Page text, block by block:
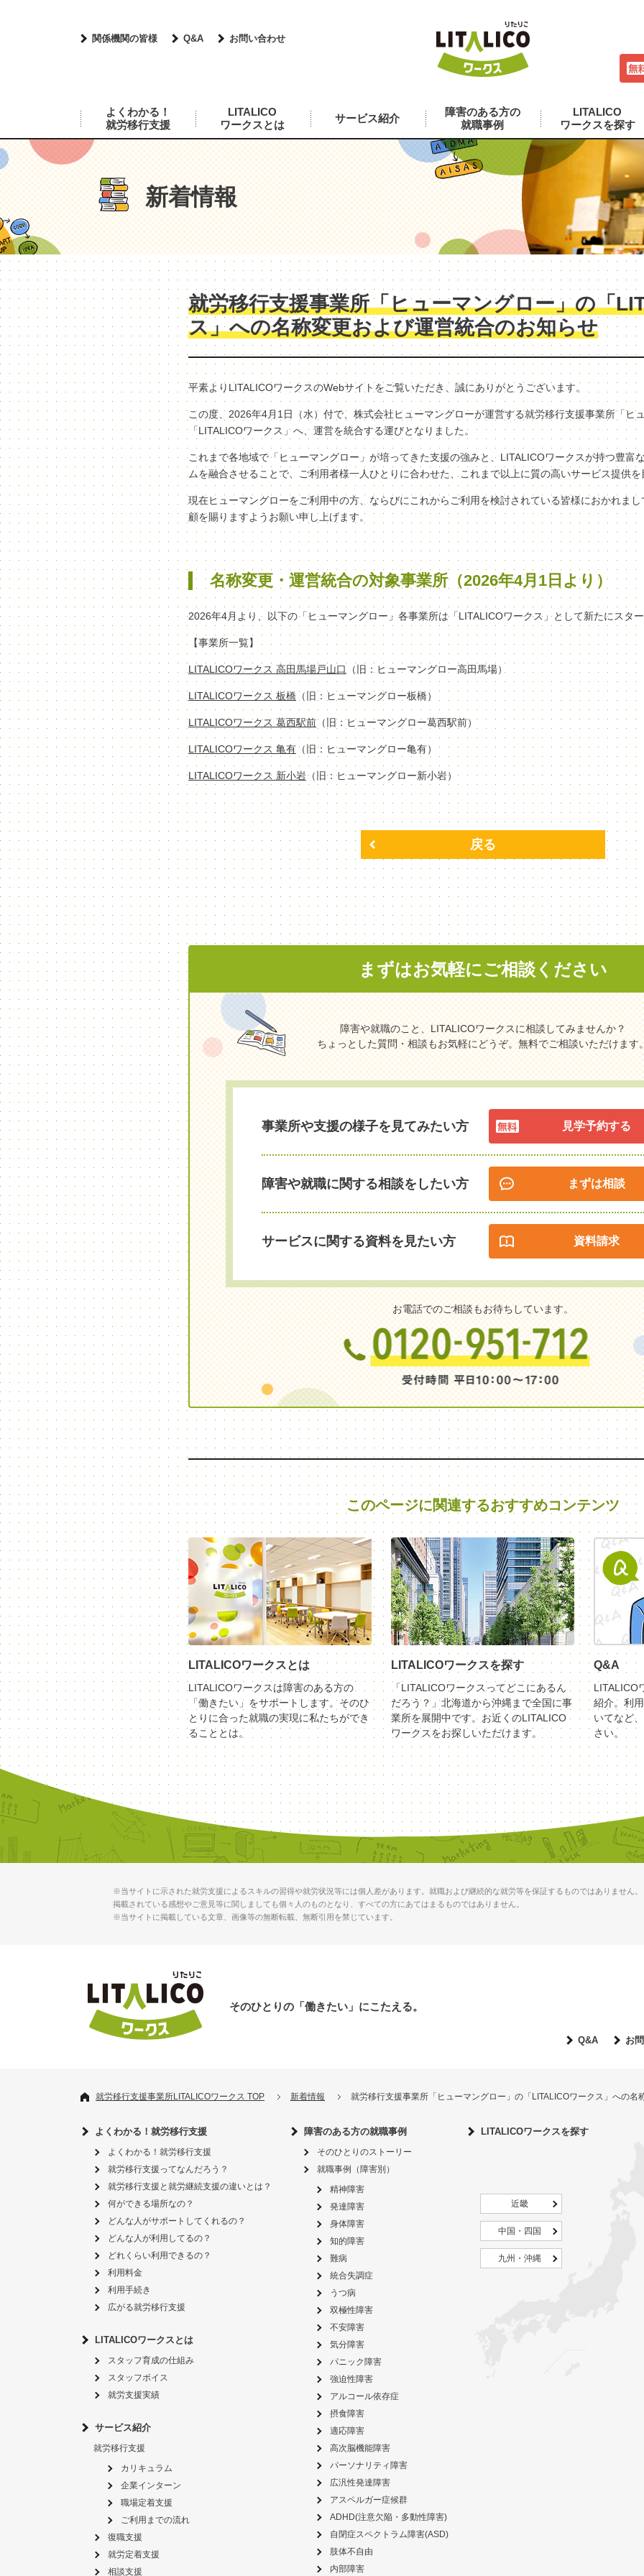
関係機関の皆様 Q&A お問い合わせ
よくわかる！
就労移行支援
LITALICO
ワークスとは
サービス紹介
障害のある方の
就職事例
LITALICO
ワークスを探す
新着情報
就労移行支援事業所「ヒューマングロー」の「
ス」への名称変更および運営統合のお知らせ
平素よりLITALICOワークスのWebサイトをご覧いただき、誠にありがとうございます。
この度、2026年4月1日（水）付で、株式会社ヒューマングローが運営する就労移行支援事業所「ヒ
「LITALICOワークス」へ、運営を統合する運びとなりました。
これまで各地域で「ヒューマングロー」が培ってきた支援の強みと、LITALICOワークスが持つ豊富
ムを融合させることで、ご利用者様一人ひとりに合わせた、これまで以上に質の高いサービス提供
現在ヒューマングローをご利用中の方、ならびにこれからご利用を検討されている皆様におかれま
顧を賜りますようお願い申し上げます。
名称変更・運営統合の対象事業所（2026年4月1日より）
2026年4月より、以下の「ヒューマングロー」各事業所は「LITALICOワークス」として新たにスタ
【事業所一覧】
LITALICOワークス 高田馬場戸山口 （旧：ヒューマングロー高田馬場）
LITALICOワークス 板橋 （旧：ヒューマングロー板橋）
LITALICOワークス 葛西駅前（旧：ヒューマングロー葛西駅前）
LITALICOワークス 亀有 （旧：ヒューマングロー亀有）
LITALICOワークス 新小岩（旧：ヒューマングロー新小岩）
戻る
まずはお気軽にご相談ください
障害や就職のこと、LITALICOワークスに相談してみませんか？
ちょっとした質問・相談もお気軽にどうぞ。無料でご相談いただけます
事業所や支援の様子を見てみたい方 見学予約する
障害や就職に関する相談をしたい方 まずは相談
サービスに関する資料を見たい方 資料請求
お電話でのご相談もお待ちしています。
このページに関連するおすすめコンテンツ
LITALICOワークスとは
LITALICOワークスは障害のある方の
「働きたい」をサポートします。そのひ
とりに合った就職の実現に私たちができ
ることとは。
LITALICOワークスを探す
「LITALICOワークスってどこにあるん
だろう？」北海道から沖縄まで全国に事
業所を展開中です。お近くのLITALICO
ワークスをお探しいただけます。
Q&A
LITALICO
紹介。利
いてなど
さい。
※当サイトに示された就労支援によるスキルの習得や就労状況等には個人差があります。就職および継続的な就労等を保証するものではありません。
掲載されている感想やご意見等に関しましても個々人のものとなり、すべての方にあてはまるものではありません。
※当サイトに掲載している文章、画像等の無断転載、無断引用を禁じています。
そのひとりの「働きたい」にこたえる。
Q&A お
就労移行支援事業所LITALICOワークス TOP 新着情報 就労移行支援事業所「ヒューマングロー」の「LITALICOワークス」への名
よくわかる！就労移行支援
よくわかる！就労移行支援
就労移行支援ってなんだろう？
就労移行支援と就労継続支援の違いとは？
何ができる場所なの？
どんな人がサポートしてくれるの？
どんな人が利用してるの？
どれくらい利用できるの？
利用料金
利用手続き
広がる就労移行支援
LITALICOワークスとは
スタッフ育成の仕組み
スタッフボイス
就労支援実績
サービス紹介
就労移行支援
カリキュラム
企業インターン
職場定着支援
ご利用までの流れ
復職支援
就労定着支援
相談支援
障害のある方の就職事例
そのひとりのストーリー
就職事例（障害別）
精神障害
発達障害
身体障害
知的障害
難病
統合失調症
うつ病
双極性障害
不安障害
気分障害
パニック障害
強迫性障害
アルコール依存症
摂食障害
適応障害
高次脳機能障害
パーソナリティ障害
広汎性発達障害
アスペルガー症候群
ADHD(注意欠陥・多動性障害)
自閉症スペクトラム障害(ASD)
肢体不自由
内部障害
LITALICOワークスを探す
近畿
中国・四国
九州・沖縄